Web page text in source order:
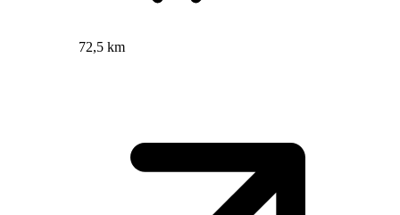
72,5 km